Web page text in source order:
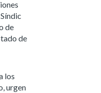
de
de
los
urgen